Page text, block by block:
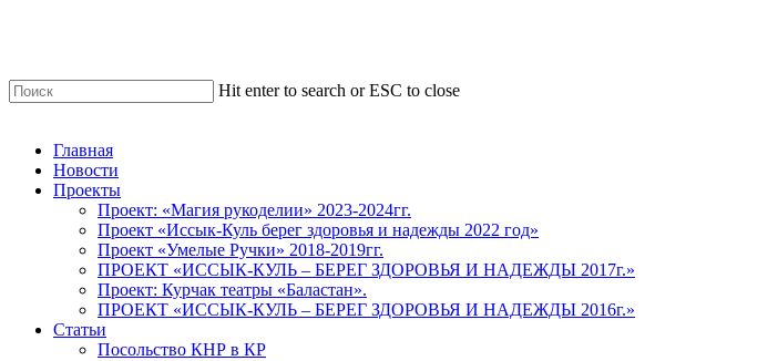
content
Hit enter to search or ESC to close
Menu
Главная
Новости
Проекты
Проект: «Магия рукоделии» 2023-2024гг.
Проект «Иссык-Куль берег здоровья и надежды 2022 год»
Проект «Умелые Ручки» 2018-2019гг.
ПРОЕКТ «ИССЫК-КУЛЬ – БЕРЕГ ЗДОРОВЬЯ И НАДЕЖДЫ 2017г.»
Проект: Курчак театры «Баластан».
ПРОЕКТ «ИССЫК-КУЛЬ – БЕРЕГ ЗДОРОВЬЯ И НАДЕЖДЫ 2016г.»
Статьи
Посольство КНР в КР